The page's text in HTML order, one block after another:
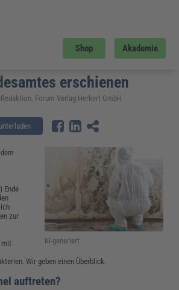
Shop Akademie
Schimmelleitfaden des Umweltbundesamtes
Neuer
des
erschienen
Forum Verlag Herkert GmbH
KI-generiert
Ende
zur
mit
Wir geben einen Überblick.
auftreten?